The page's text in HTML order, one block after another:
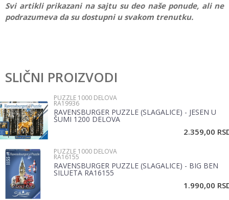
Svi artikli prikazani na sajtu su deo naše ponude, ali ne
podrazumeva da su dostupni u svakom trenutku.
Brend
Pol
Ime/Nadimak
Email
Poruka
SLIČNI PROIZVODI
PUZZLE 1000 DELOVA
RA19936
RAVENSBURGER PUZZLE (SLAGALICE) - JESEN U
ŠUMI 1200 DELOVA
2.359,00
PUZZLE 1000 DELOVA
RA16155
RAVENSBURGER PUZZLE (SLAGALICE) - BIG BEN
SILUETA RA16155
1.990,00